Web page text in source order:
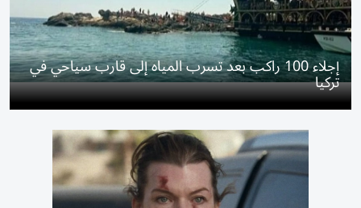
إجلاء 100 راكب بعد تسرب المياه إلى قارب سياحي في
تركيا